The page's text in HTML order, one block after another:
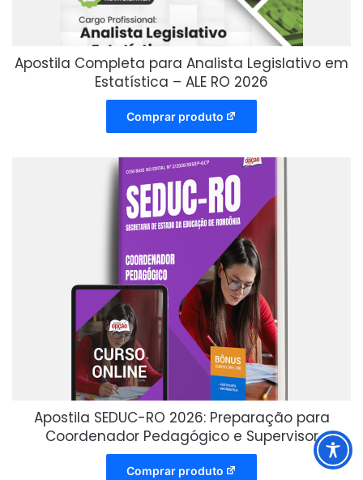
Apostila Completa para Analista Legislativo em
Estatística – ALE RO 2026
Comprar produto
Apostila SEDUC-RO 2026: Preparação para
Coordenador Pedagógico e Supervisor
Comprar produto